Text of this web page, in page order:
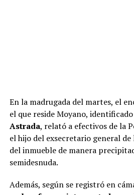
En la madrugada del martes, el
el que reside Moyano,
Astrada, relató a efectivos de la
el hijo del exsecretario general de
del inmueble de manera
semidesnuda.
Además, según se registró en